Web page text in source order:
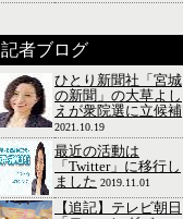
記者ブログ
ひとり新聞社「宮城
の新聞」の大草よし
えが衆院選に立候補
2021.10.19
最近の活動は
「Twitter」に移行し
ました 2019.11.01
【追記】テレビ朝日